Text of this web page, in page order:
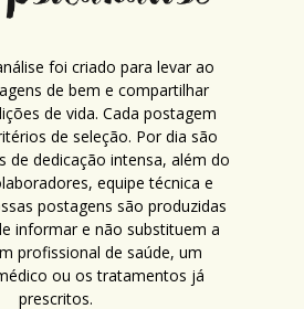
foi criado para levar ao
de bem e compartilhar
de vida. Cada postagem
de seleção. Por dia são
de dedicação intensa, além do
equipe técnica e
postagens são produzidas
informar e não substituem a
profissional de saúde, um
ou os tratamentos já
prescritos.